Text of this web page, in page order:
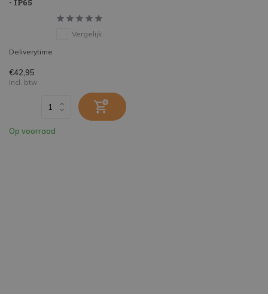
- IP65
Vergelijk
Deliverytime
€42,95
Incl. btw
Op voorraad